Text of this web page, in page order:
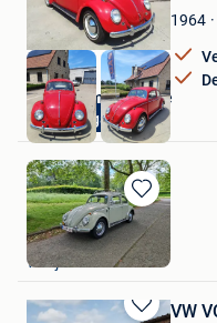
1 jaar garantie
1964
Gas oldtimer Service
Oostvleteren
Bewaren
in
Mijn
Favorieten
MDKnarf
Wilrijk
VW